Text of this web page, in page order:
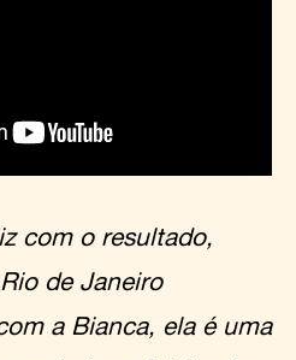
com o resultado,
de Janeiro
a Bianca, ela é uma